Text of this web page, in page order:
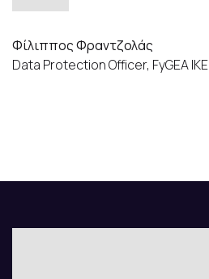
Φίλιππος Φραντζολάς
Data Protection Officer, FyGEA IKE